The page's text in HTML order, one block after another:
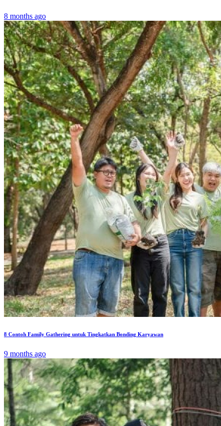
8 months ago
8 Contoh Family Gathering untuk Tingkatkan Bonding Karyawan
9 months ago